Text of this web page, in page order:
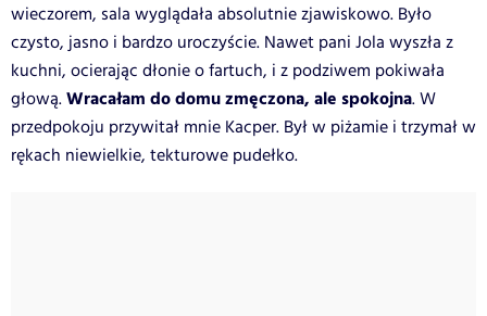
wieczorem, sala wyglądała absolutnie zjawiskowo. Było
czysto, jasno i bardzo uroczyście. Nawet pani Jola wyszła z
kuchni, ocierając dłonie o fartuch, i z podziwem pokiwała
głową.Wracałam do domu zmęczona, ale spokojna. W
przedpokoju przywitał mnie Kacper. Był w piżamie i trzymał w
rękach niewielkie, tekturowe pudełko.